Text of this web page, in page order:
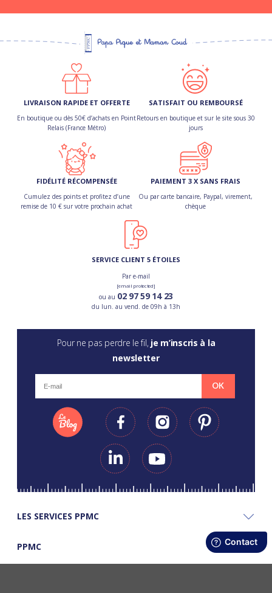
LIVRAISON RAPIDE ET OFFERTE
En boutique ou dès 50€ d’achats en Point
Relais (France Métro)
SATISFAIT OU REMBOURSÉ
Retours en boutique et sur le site sous 30
jours
FIDÉLITÉ RÉCOMPENSÉE
Cumulez des points et profitez d’une
remise de 10 € sur votre prochain achat
PAIEMENT 3 X SANS FRAIS
Ou par carte bancaire, Paypal, virement,
chèque
SERVICE CLIENT 5 ÉTOILES
Par e-mail
[email protected]
ou au 02 97 59 14 23
du lun. au vend. de 09h à 13h
Pour ne pas perdre le fil, je m’inscris à la
newsletter
OK
LES SERVICES PPMC
PPMC